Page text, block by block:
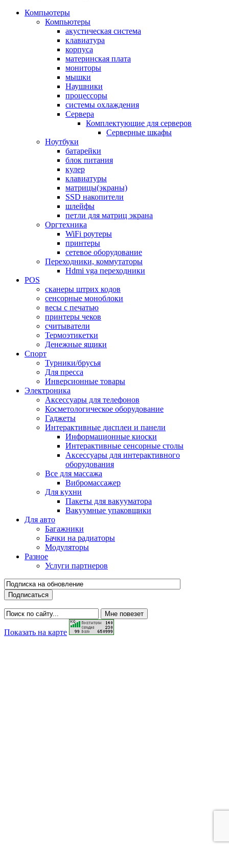
Компьютеры
Компьютеры
акустическая система
клавиатура
корпуса
материнская плата
мониторы
мышки
Наушники
процессоры
системы охлаждения
Сервера
Комплектующие для серверов
Серверные шкафы
Ноутбуки
батарейки
блок питания
кулер
клавиатуры
матрицы(экраны)
SSD накопители
шлейфы
петли для матриц экрана
Оргтехника
WiFi роутеры
принтеры
сетевое оборудование
Переходники, коммутаторы
Hdmi vga переходники
POS
сканеры штрих кодов
сенсорные моноблоки
весы с печатью
принтеры чеков
считыватели
Термоэтикетки
Денежные ящики
Спорт
Турники/брусья
Для пресса
Инверсионные товары
Электроника
Аксессуары для телефонов
Косметологическое оборудование
Гаджеты
Интерактивные дисплеи и панели
Информационные киоски
Интерактивные сенсорные столы
Аксессуары для интерактивного
оборудования
Все для массажа
Вибромассажер
Для кухни
Пакеты для вакууматора
Вакуумные упаковщики
Для авто
Багажники
Бачки на радиаторы
Модуляторы
Разное
Услуги партнеров
Показать на карте